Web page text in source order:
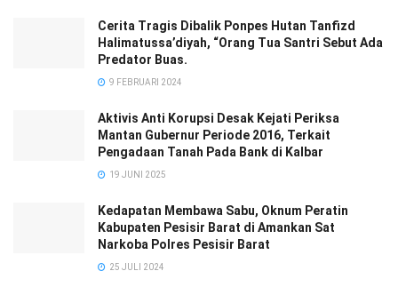
Cerita Tragis Dibalik Ponpes Hutan Tanfizd
Halimatussa’diyah, “Orang Tua Santri Sebut Ada
Predator Buas.
9 FEBRUARI 2024
Aktivis Anti Korupsi Desak Kejati Periksa
Mantan Gubernur Periode 2016, Terkait
Pengadaan Tanah Pada Bank di Kalbar
19 JUNI 2025
Kedapatan Membawa Sabu, Oknum Peratin
Kabupaten Pesisir Barat di Amankan Sat
Narkoba Polres Pesisir Barat
25 JULI 2024